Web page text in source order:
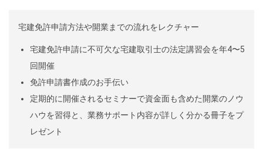
宅建免許申請方法や開業までの流れをレクチャー
宅建免許申請に不可欠な宅建取引士の法定講習会を年4〜5
回開催
免許申請書作成のお手伝い
定期的に開催されるセミナーで資金面も含めた開業のノウ
ハウを習得と、業務サポート内容が詳しく分かる冊子をプ
レゼント